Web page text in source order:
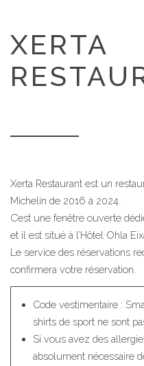
XERTA
Xerta Restaurant est un
Michelin de 2016 à 2024.
C’est une fenêtre ouverte
et il est situé à l’Hôtel Ohla
Le service des réservations
confirmera votre réservation.
Code vestimentaire :
shirts de sport ne sont
Si vous avez des
absolument nécessaire